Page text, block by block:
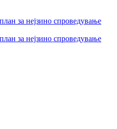
за нејзино спроведување
за нејзино спроведување